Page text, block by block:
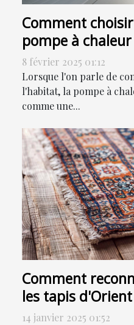
Comment
pompe à
efficacement
8 février 2025 01:12
Lorsque l'on parle de
l'habitat, la pompe à
comme une...
Comment
les tapis
la vente
14 janvier 2025 01:52